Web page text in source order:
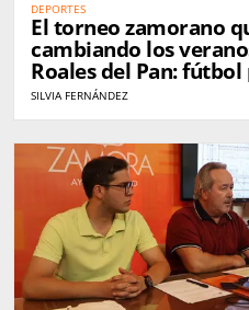
DEPORTES
El torneo zamorano
cambiando los
Roales del Pan: fútbol
hacer amigos
SILVIA FERNÁNDEZ